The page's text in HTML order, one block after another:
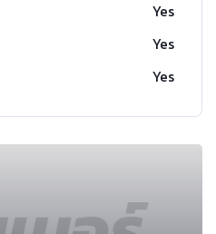
Yes
Yes
Yes